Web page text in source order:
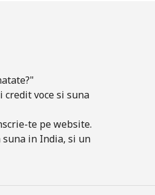
voce si suna
te pe website.
in India, si un